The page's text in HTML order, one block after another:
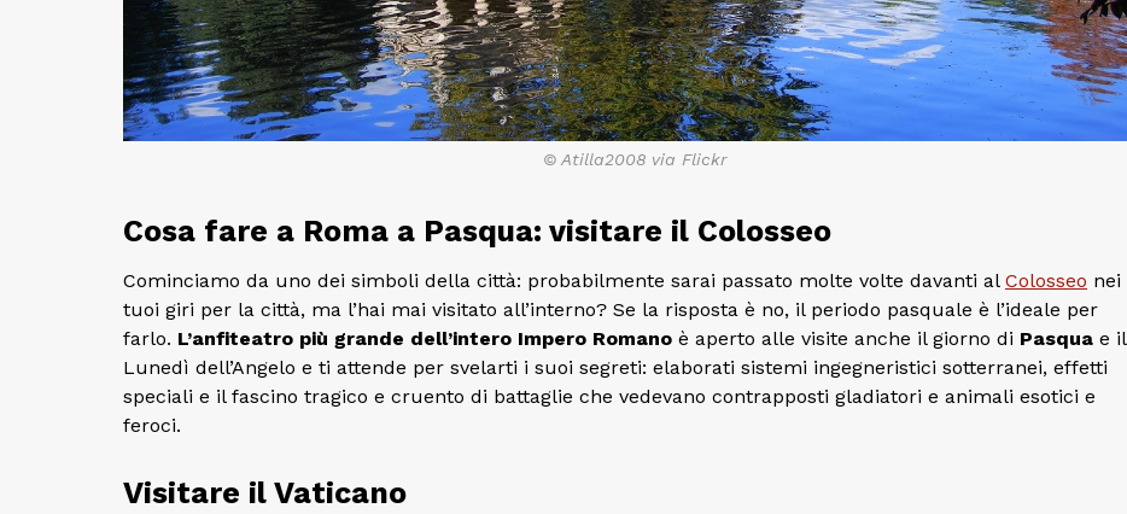
© Atilla2008 via Flickr
Cosa fare a Roma a Pasqua: visitare il Colosseo
Cominciamo da uno dei simboli della città: probabilmente sarai passato molte volte davanti al Colosseo nei
tuoi giri per la città, ma l’hai mai visitato all’interno? Se la risposta è no, il periodo pasquale è l’ideale per
farlo. L’anfiteatro più grande dell’intero Impero Romano è aperto alle visite anche il giorno di Pasqua e il
Lunedì dell’Angelo e ti attende per svelarti i suoi segreti: elaborati sistemi ingegneristici sotterranei, effetti
speciali e il fascino tragico e cruento di battaglie che vedevano contrapposti gladiatori e animali esotici e
feroci.
Visitare il Vaticano